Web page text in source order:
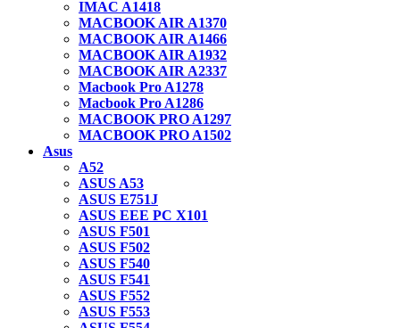
IMAC A1418
MACBOOK AIR A1370
MACBOOK AIR A1466
MACBOOK AIR A1932
MACBOOK AIR A2337
Macbook Pro A1278
Macbook Pro A1286
MACBOOK PRO A1297
MACBOOK PRO A1502
Asus
A52
ASUS A53
ASUS E751J
ASUS EEE PC X101
ASUS F501
ASUS F502
ASUS F540
ASUS F541
ASUS F552
ASUS F553